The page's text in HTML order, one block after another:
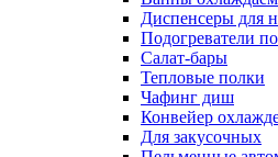
Диспенсеры для
Подогреватели
Салат-бары
Тепловые полки
Чафинг диш
Конвейер
Для закусочных